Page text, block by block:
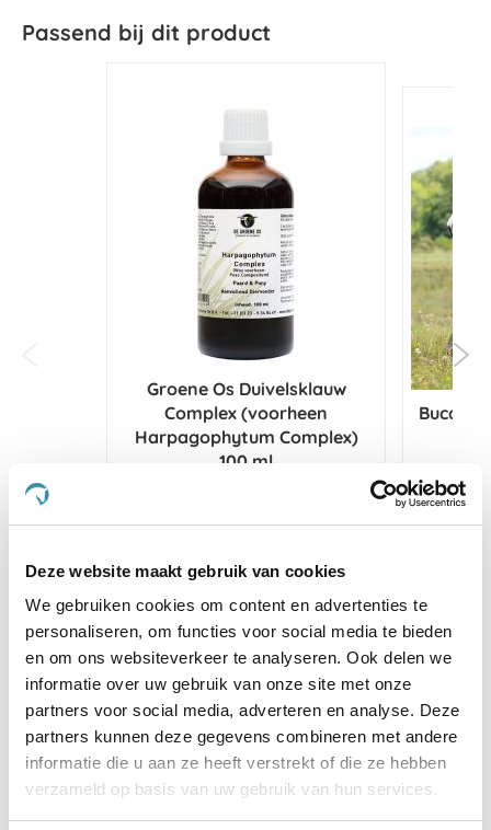
Deze website maakt gebruik van cookies
We gebruiken cookies om content en advertenties te
personaliseren, om functies voor social media te bieden
en om ons websiteverkeer te analyseren. Ook delen we
informatie over uw gebruik van onze site met onze
partners voor social media, adverteren en analyse. Deze
partners kunnen deze gegevens combineren met andere
informatie die u aan ze heeft verstrekt of die ze hebben
verzameld op basis van uw gebruik van hun services.
Passend bij dit product
Groene Os Duivelsklauw
Complex (voorheen
Harpagophytum Complex)
100 ml
Voeg toe aan winkeltas
Bucas
Anderen kochten ook